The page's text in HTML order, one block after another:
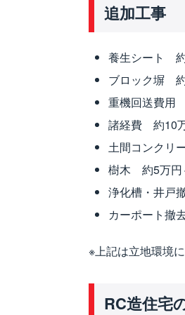
追加工事
養生シート
ブロック塀
重機回送費用
諸経費 約10
土間コンクリ
樹木 約5万円
浄化槽・井戸
カーポート撤
※上記は立地環境
RC造住宅